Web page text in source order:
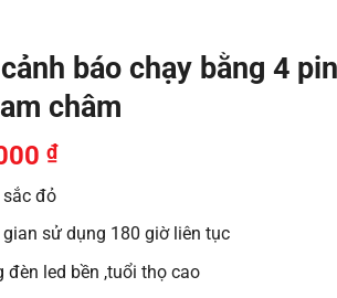
báo chạy bằng 4
châm
₫
đỏ
sử dụng 180 giờ liên tục
đèn led bền ,tuổi thọ cao